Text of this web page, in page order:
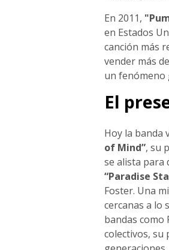
En 2011,
en Estados
canción más
vender más
un fenómeno
El
Hoy la banda
of Mind”, su
se alista para
“Paradise
Foster. Una
cercanas a lo
bandas como
colectivos, su